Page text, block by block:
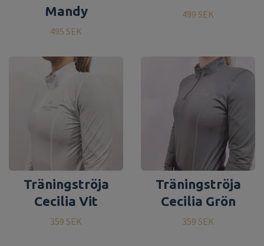
Mandy
495 SEK
499 SEK
Träningströja
Cecilia Vit
359 SEK
Träningströja
Cecilia Grön
359 SEK